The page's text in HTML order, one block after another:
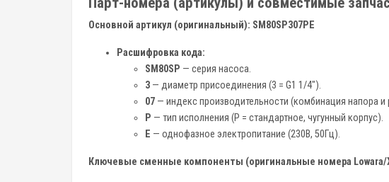
Основной артикул (оригинальный): SM80SP307PE
Расшифровка кода:
SM80SP — серия насоса.
3 — диаметр присоединения (3 = G1 1/4").
07 — индекс производительности (комбинация напора и
P — тип исполнения (P = стандартное, чугунный корпус).
E — однофазное электропитание (230В, 50Гц).
Ключевые сменные компоненты (оригинальные номера Lowara/